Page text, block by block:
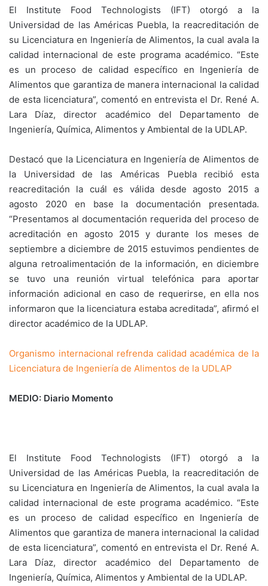
El Institute Food Technologists (IFT) otorgó a la
Universidad de las Américas Puebla, la reacreditación de
su Licenciatura en Ingeniería de Alimentos, la cual avala la
calidad internacional de este programa académico. “Este
es un proceso de calidad específico en Ingeniería de
Alimentos que garantiza de manera internacional la calidad
de esta licenciatura”, comentó en entrevista el Dr. René A.
Lara Díaz, director académico del Departamento de
Ingeniería, Química, Alimentos y Ambiental de la UDLAP.
Destacó que la Licenciatura en Ingeniería de Alimentos de
la Universidad de las Américas Puebla recibió esta
reacreditación la cuál es válida desde agosto 2015 a
agosto 2020 en base la documentación presentada.
“Presentamos al documentación requerida del proceso de
acreditación en agosto 2015 y durante los meses de
septiembre a diciembre de 2015 estuvimos pendientes de
alguna retroalimentación de la información, en diciembre
se tuvo una reunión virtual telefónica para aportar
información adicional en caso de requerirse, en ella nos
informaron que la licenciatura estaba acreditada”, afirmó el
director académico de la UDLAP.
Organismo internacional refrenda calidad académica de la
Licenciatura de Ingeniería de Alimentos de la UDLAP
MEDIO: Diario Momento
El Institute Food Technologists (IFT) otorgó a la
Universidad de las Américas Puebla, la reacreditación de
su Licenciatura en Ingeniería de Alimentos, la cual avala la
calidad internacional de este programa académico. “Este
es un proceso de calidad específico en Ingeniería de
Alimentos que garantiza de manera internacional la calidad
de esta licenciatura”, comentó en entrevista el Dr. René A.
Lara Díaz, director académico del Departamento de
Ingeniería, Química, Alimentos y Ambiental de la UDLAP.